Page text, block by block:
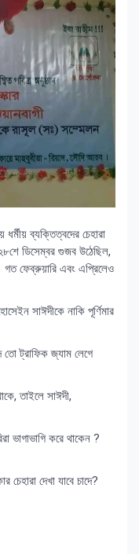
ব্যক্তিত্বদের চেহারা
ডিসেম্বর গুজব উঠেছিল,
গত ফেব্রুয়ারি এবং এপ্রিলেও
সাঈদীকে নাকি পূর্ণিমার
তো ট্রাফিক জ্যাম লেগে
তাইলে সাঈদী,
ভাগাভাগি করে থাকেন ?
চেহারা দেখা যাবে চাদে?